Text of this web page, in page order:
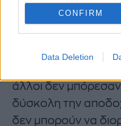
CONFIRM
Data Deletion
Άνθρωποι με
στη συνέπεια, την
Και συχνά, στη ζωή
άλλοι δεν
δύσκολη την
δεν μπορούν να